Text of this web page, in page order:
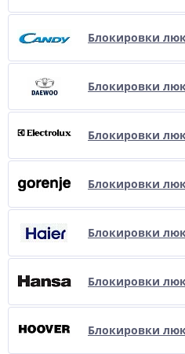
Блокировки
Блокировки
Блокировки
Блокировки
Блокировки
Блокировки
Блокировки